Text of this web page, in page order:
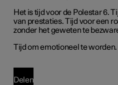
Het is tijd voor de Polestar 6.
van prestaties. Tijd voor een
zonder het geweten te
Tijd om emotioneel te worden.
Delen